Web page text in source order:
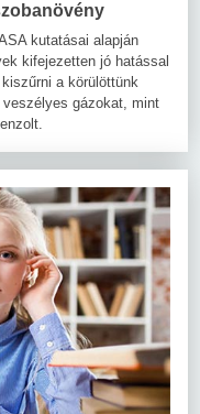
kutatásai alapján
kifejezetten jó hatással
a körülöttünk
veszélyes gázokat, mint